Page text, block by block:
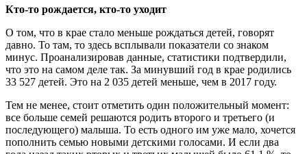
Кто-то рождается, кто-то уходит
О том, что в крае стало меньше рождаться детей, говорят
давно. То там, то здесь всплывали показатели со знаком
минус. Проанализировав данные, статистики подтвердили,
что это на самом деле так. За минувший год в крае родились
33 527 детей. Это на 2 035 детей меньше, чем в 2017 году.
Тем не менее, стоит отметить один положительный момент:
все больше семей решаются родить второго и третьего (и
последующего) малыша. То есть одного им уже мало, хочется
пополнить семью новыми детскими голосами. И если два